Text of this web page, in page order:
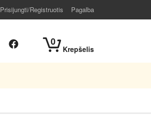
Prisijungti/Registruotis Pagalba
0
Krepšelis